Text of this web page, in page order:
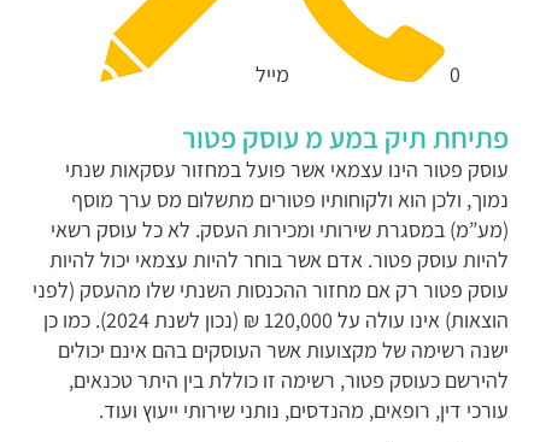
מייל
תיק במע מ עוסק פטור
פטור הינו עצמאי אשר פועל במחזור עסקאות שנתי
ולכן הוא ולקוחותיו פטורים מתשלום מס ערך מוסף
במסגרת שירותי ומכירות העסק. לא כל עוסק רשאי
עוסק פטור. אדם אשר בוחר להיות עצמאי יכול להיות
פטור רק אם מחזור ההכנסות השנתי שלו מהעסק (לפני
הוצאות) אינו עולה על 120,000 ₪ (נכון לשנת 2024). כמו כן
רשימה של מקצועות אשר העוסקים בהם אינם יכולים
כעוסק פטור, רשימה זו כוללת בין היתר טכנאים,
דין, רופאים, מהנדסים, נותני שירותי ייעוץ ועוד.